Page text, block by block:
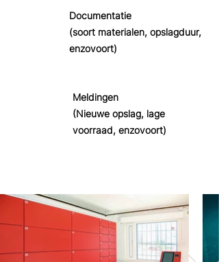
Documentatie
(soort materialen, opslagduur,
enzovoort)
Meldingen
(Nieuwe opslag, lage
voorraad, enzovoort)